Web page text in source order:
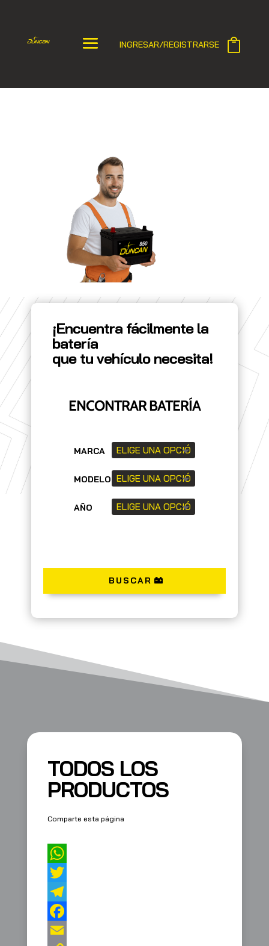
INGRESAR/REGISTRARSE
¡Encuentra fácilmente la
batería
que tu vehículo necesita!
ENCONTRAR BATERÍA
MARCA
MODELO
AÑO
BUSCAR
TODOS LOS
PRODUCTOS
Comparte esta página